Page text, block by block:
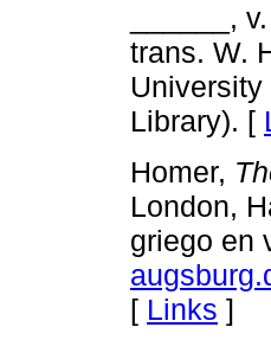
______,
trans. W.
Library). [
Homer,
London,
griego en
[ Links ]